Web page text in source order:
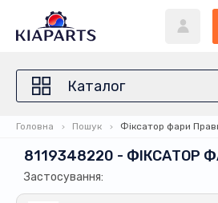
Каталог
Головна Пошук Фіксатор фари
8119348220 - ФІКСАТОР
Застосування: